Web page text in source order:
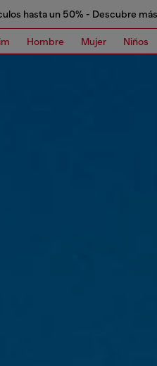
hasta un 50% - Descubre más
Hombre Mujer Niños